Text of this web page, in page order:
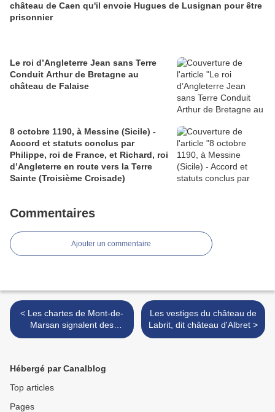
château de Caen qu'il envoie Hugues de Lusignan pour être
prisonnier
Le roi d’Angleterre Jean sans Terre
Conduit Arthur de Bretagne au
château de Falaise
8 octobre 1190, à Messine (Sicile) -
Accord et statuts conclus par
Philippe, roi de France, et Richard, roi
d’Angleterre en route vers la Terre
Sainte (Troisième Croisade)
Commentaires
Ajouter un commentaire
< Les chartes de Mont-de-
Marsan signalent des
vicomtes de Labrit, à
château, en 841.
Les vestiges du château de
Labrit, dit château d'Albret >
Hébergé par Canalblog
Top articles
Pages